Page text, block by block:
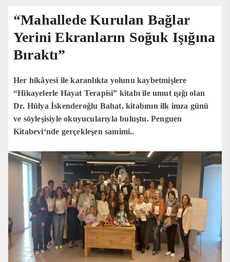
“Mahallede Kurulan Bağlar
Yerini Ekranların Soğuk Işığına
Bıraktı”
Her hikâyesi ile karanlıkta yolunu kaybetmişlere
“Hikayelerle Hayat Terapisi” kitabı ile umut ışığı olan
Dr. Hülya İskenderoğlu Bahat, kitabının ilk imza günü
ve söyleşisiyle okuyucularıyla buluştu. Penguen
Kitabevi‘nde gerçekleşen samimi..